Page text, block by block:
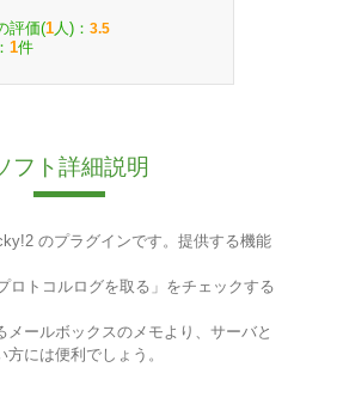
評価(1 人)： 3.5
1件
フト詳細説明
のプラグインです。提供する機能
ロトコルログを取る」をチェックする
メールボックスのメモより、サーバと
には便利でしょう。